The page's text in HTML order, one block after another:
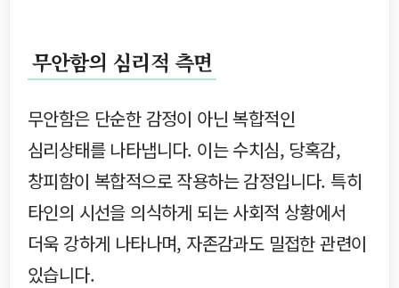
무안함의 심리적 측면
무안함은 단순한 감정이 아닌 복합적인
심리상태를 나타냅니다. 이는 수치심, 당혹감,
창피함이 복합적으로 작용하는 감정입니다. 특히
타인의 시선을 의식하게 되는 사회적 상황에서
더욱 강하게 나타나며, 자존감과도 밀접한 관련이
있습니다.